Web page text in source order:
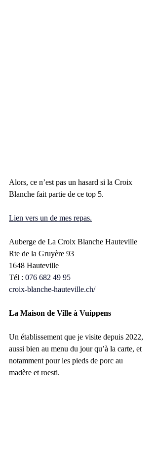
Alors, ce n’est pas un hasard si la Croix
Blanche fait partie de ce top 5.
Lien vers un de mes repas.
Auberge de La Croix Blanche Hauteville
Rte de la Gruyère 93
1648 Hauteville
Tél : 076 682 49 95
croix-blanche-hauteville.ch/
La Maison de Ville à Vuippens
Un établissement que je visite depuis 2022,
aussi bien au menu du jour qu’à la carte, et
notamment pour les pieds de porc au
madère et roesti.